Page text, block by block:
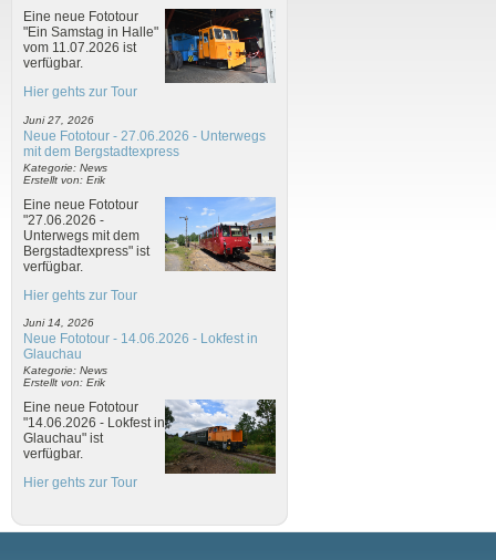
Eine neue Fototour
"Ein Samstag in Halle"
vom 11.07.2026 ist
verfügbar.
Hier gehts zur Tour
Juni 27, 2026
Neue Fototour - 27.06.2026 - Unterwegs
mit dem Bergstadtexpress
Kategorie: News
Erstellt von: Erik
Eine neue Fototour
"27.06.2026 -
Unterwegs mit dem
Bergstadtexpress" ist
verfügbar.
Hier gehts zur Tour
Juni 14, 2026
Neue Fototour - 14.06.2026 - Lokfest in
Glauchau
Kategorie: News
Erstellt von: Erik
Eine neue Fototour
"14.06.2026 - Lokfest in
Glauchau" ist
verfügbar.
Hier gehts zur Tour